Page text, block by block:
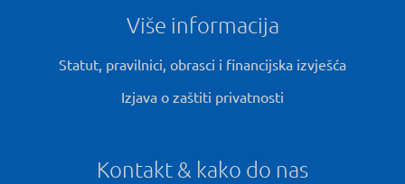
Više informacija
Statut, pravilnici, obrasci i financijska izvješća
Izjava o zaštiti privatnosti
Kontakt & kako do nas